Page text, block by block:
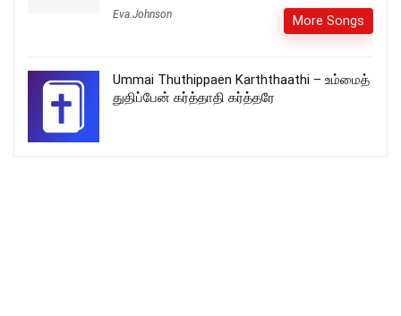
Eva.Johnson More Songs
Ummai Thuthippaen Karththaathi – உம்மைத்
துதிப்பேன் கர்த்தாதி கர்த்தரே